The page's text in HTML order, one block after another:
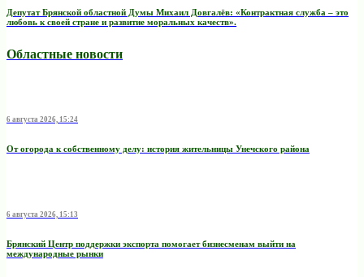
Депутат Брянской областной Думы Михаил Довгалёв: «Контрактная служба – это
любовь к своей стране и развитие моральных качеств».
Областные новости
6 августа 2026, 15:24
От огорода к собственному делу: история жительницы Унечского района
6 августа 2026, 15:13
Брянский Центр поддержки экспорта помогает бизнесменам выйти на
международные рынки